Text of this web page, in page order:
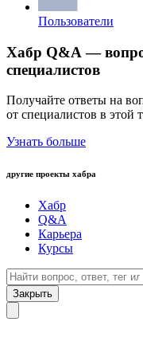
Пользователи
Хабр Q&A —
специалистов
Получайте ответы на
от специалистов в этой
Узнать больше
другие проекты хабра
Хабр
Q&A
Карьера
Курсы
Закрыть